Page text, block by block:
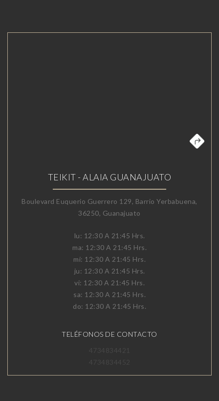
TEIKIT - ALAIA GUANAJUATO
Boulevard Euquerio Guerrero 129, Barrio Yerbabuena,
36250, Guanajuato
lu: 12:30 A 21:45 Hrs.
ma: 12:30 A 21:45 Hrs.
mi: 12:30 A 21:45 Hrs.
ju: 12:30 A 21:45 Hrs.
vi: 12:30 A 21:45 Hrs.
sa: 12:30 A 21:45 Hrs.
do: 12:30 A 21:45 Hrs.
TELÉFONOS DE CONTACTO